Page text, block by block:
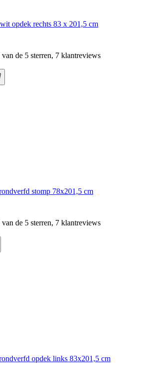
opdek rechts 83 x 201,5 cm
de 5 sterren, 7 klantreviews
stomp 78x201,5 cm
de 5 sterren, 7 klantreviews
opdek links 83x201,5 cm